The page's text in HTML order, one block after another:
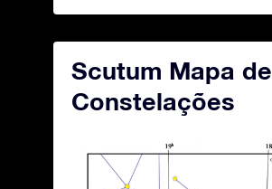
Scutum Mapa de
Constelações